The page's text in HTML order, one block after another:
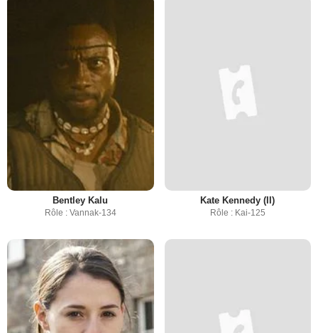
Bentley Kalu
Rôle : Vannak-134
Kate Kennedy (II)
Rôle : Kai-125